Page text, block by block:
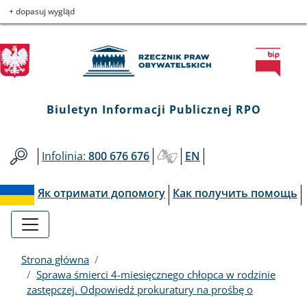
Przejdź
do
menu
głównego
Przejdź
do
treści
Przejdź
to
informacji
o
kontakcie
Przejdź
do
mapy
serwisu
Biuletyn
Informacji
Publicznej
RPO
+ dopasuj wygląd
Biuletyn Informacji Publicznej RPO
Infolinia: 800 676 676 EN
Як отримати допомогу Как получить помощь
Strona główna
Sprawa śmierci 4-miesięcznego chłopca w rodzinie
zastępczej. Odpowiedź prokuratury na prośbę o